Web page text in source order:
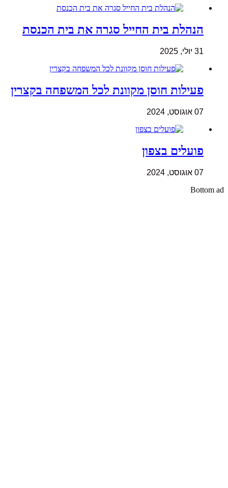
הנהלת בית החייל סגרה את בית הכנסת
31 יולי, 2025
פעילות חוסן מקוונת לכל המשפחה בקצרין
07 אוגוסט, 2024
פועלים בצפון
07 אוגוסט, 2024
Bottom ad